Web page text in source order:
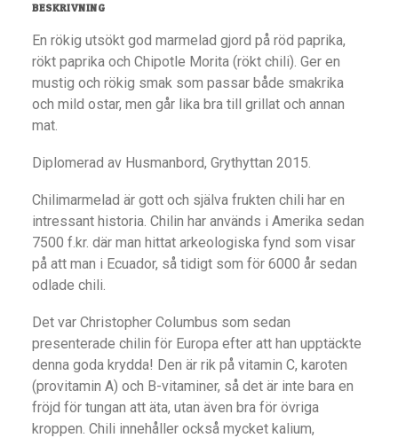
BESKRIVNING
En rökig utsökt god marmelad gjord på röd paprika,
rökt paprika och Chipotle Morita (rökt chili). Ger en
mustig och rökig smak som passar både smakrika
och mild ostar, men går lika bra till grillat och annan
mat.
Diplomerad av Husmanbord, Grythyttan 2015.
Chilimarmelad är gott och själva frukten chili har en
intressant historia. Chilin har används i Amerika sedan
7500 f.kr. där man hittat arkeologiska fynd som visar
på att man i Ecuador, så tidigt som för 6000 år sedan
odlade chili.
Det var Christopher Columbus som sedan
presenterade chilin för Europa efter att han upptäckte
denna goda krydda! Den är rik på vitamin C, karoten
(provitamin A) och B-vitaminer, så det är inte bara en
fröjd för tungan att äta, utan även bra för övriga
kroppen. Chili innehåller också mycket kalium,